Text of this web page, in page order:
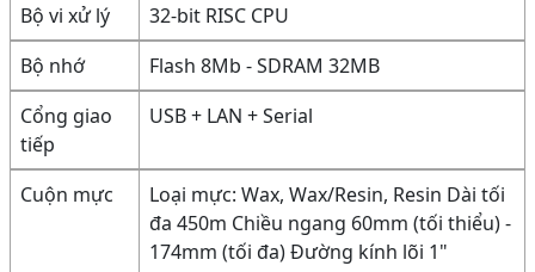
Bộ vi xử lý
32-bit RISC CPU
Bộ nhớ
Flash 8Mb - SDRAM 32MB
Cổng giao
tiếp
USB + LAN + Serial
Cuộn mực
Loại mực: Wax, Wax/Resin, Resin Dài tối
đa 450m Chiều ngang 60mm (tối thiểu) -
174mm (tối đa) Đường kính lõi 1"